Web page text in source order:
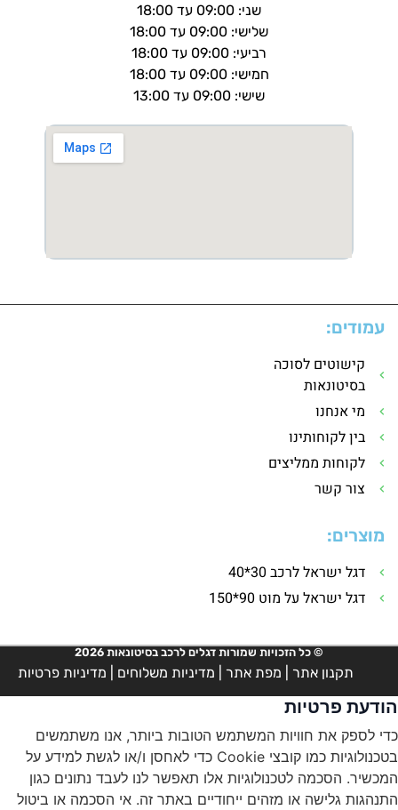
שני: 09:00 עד 18:00
שלישי: 09:00 עד 18:00
רביעי: 09:00 עד 18:00
חמישי: 09:00 עד 18:00
שישי: 09:00 עד 13:00
עמודים:
קישוטים לסוכה
בסיטונאות
מי אנחנו
בין לקוחותינו
לקוחות ממליצים
צור קשר
מוצרים:
דגל ישראל לרכב 30*40
דגל ישראל על מוט 90*150
© כל הזכויות שמורות דגלים לרכב בסיטונאות 2026
תקנון אתר מפת אתר מדיניות משלוחים מדיניות פרטיות
הודעת פרטיות
כדי לספק את חוויות המשתמש הטובות ביותר, אנו משתמשים
בטכנולוגיות כמו קובצי Cookie כדי לאחסן ו/או לגשת למידע על
המכשיר. הסכמה לטכנולוגיות אלו תאפשר לנו לעבד נתונים כגון
התנהגות גלישה או מזהים ייחודיים באתר זה. אי הסכמה או ביטול